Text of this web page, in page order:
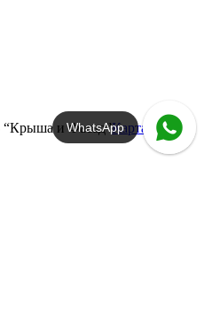
“Крыша и Фасад”Карта сайта
WhatsApp